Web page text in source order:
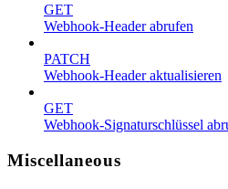
GET
Webhook-Header abrufen
PATCH
Webhook-Header aktualisieren
GET
Webhook-Signaturschlüssel
Miscellaneous